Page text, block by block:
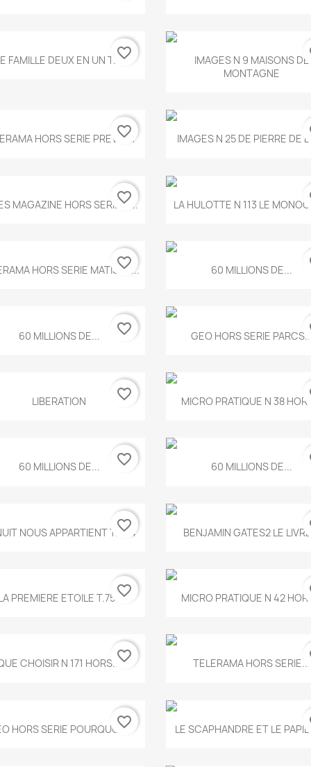
Aperçu rapide
FAMILLE DEUX EN UN T.675
favorite_border Aperçu rapide
IMAGES N 9 MAISONS DE
MONTAGNE
Aperçu rapide
HORS SERIE PREVERT
favorite_border Aperçu rapide
IMAGES N 25 DE PIERRE DE
Aperçu rapide
MAGAZINE HORS SERIE N...
favorite_border Aperçu rapide
LA HULOTTE N 113 LE
Aperçu rapide
HORS SERIE MATISSE...
favorite_border Aperçu rapide
60 MILLIONS DE...
Aperçu rapide
60 MILLIONS DE... favorite_border Aperçu rapide
GEO HORS SERIE
Aperçu rapide
LIBERATION favorite_border Aperçu rapide
MICRO PRATIQUE N 38
Aperçu rapide
60 MILLIONS DE... favorite_border Aperçu rapide
60 MILLIONS DE...
Aperçu rapide
NOUS APPARTIENT T.634
favorite_border Aperçu rapide
BENJAMIN GATES2 LE
Aperçu rapide
PREMIERE ETOILE T.755favorite_border Aperçu rapide
MICRO PRATIQUE N 42
Aperçu rapide
CHOISIR N 171 HORS...favorite_border Aperçu rapide
TELERAMA HORS SERIE...
Aperçu rapide
HORS SERIE POURQUOI...
favorite_border Aperçu rapide
LE SCAPHANDRE ET LE